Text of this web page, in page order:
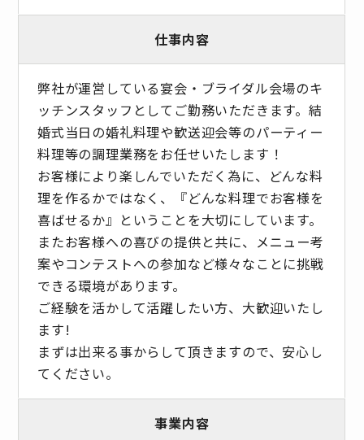
仕事内容
弊社が運営している宴会・ブライダル会場のキ
ッチンスタッフとしてご勤務いただきます。結
婚式当日の婚礼料理や歓送迎会等のパーティー
料理等の調理業務をお任せいたします！
お客様により楽しんでいただく為に、どんな料
理を作るかではなく、『どんな料理でお客様を
喜ばせるか』ということを大切にしています。
またお客様への喜びの提供と共に、メニュー考
案やコンテストへの参加など様々なことに挑戦
できる環境があります。
ご経験を活かして活躍したい方、大歓迎いたし
ます!
まずは出来る事からして頂きますので、安心し
てください。
事業内容